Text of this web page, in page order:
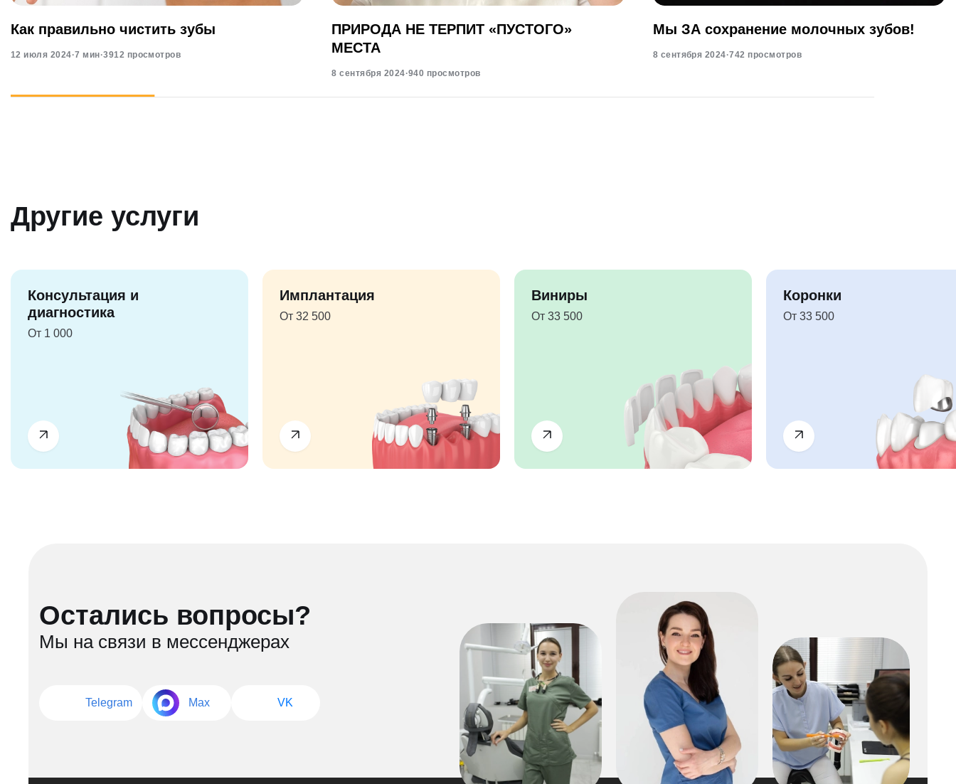
Как правильно чистить зубы
12 июля 2024·7 мин·3912 просмотров
ПРИРОДА НЕ ТЕРПИТ «ПУСТОГО»
МЕСТА
8 сентября 2024·940 просмотров
Мы ЗА сохранение молочных зубов!
8 сентября 2024·742 просмотров
Другие услуги
Консультация и
диагностика
От 1 000
Имплантация
От 32 500
Виниры
От 33 500
Коронки
От 33 500
Остались вопросы?
Мы на связи в мессенджерах
Telegram Max VK